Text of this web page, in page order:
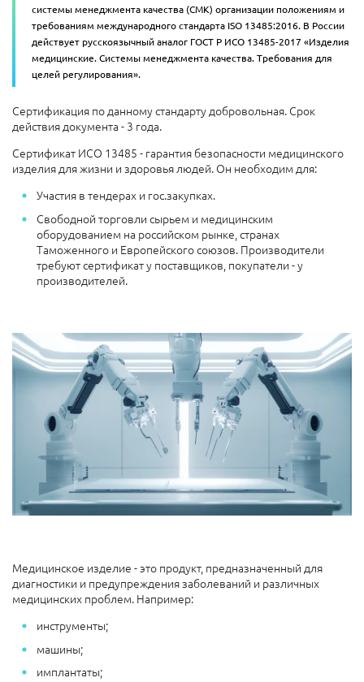
системы менеджмента качества (СМК) организации положениям и
требованиям международного стандарта ISO 13485:2016. В России
действует русскоязычный аналог ГОСТ Р ИСО 13485-2017 «Изделия
медицинские. Системы менеджмента качества. Требования для
целей регулирования».
Сертификация по данному стандарту добровольная. Срок
действия документа - 3 года.
Сертификат ИСО 13485 - гарантия безопасности медицинского
изделия для жизни и здоровья людей. Он необходим для:
Участия в тендерах и гос.закупках.
Свободной торговли сырьем и медицинским
оборудованием на российском рынке, странах
Таможенного и Европейского союзов. Производители
требуют сертификат у поставщиков, покупатели - у
производителей.
Медицинское изделие - это продукт, предназначенный для
диагностики и предупреждения заболеваний и различных
медицинских проблем. Например:
инструменты;
машины;
имплантаты;